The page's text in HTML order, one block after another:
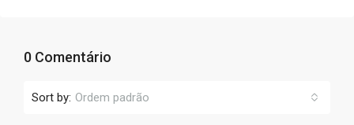
0 Comentário
Sort by: Ordem padrão